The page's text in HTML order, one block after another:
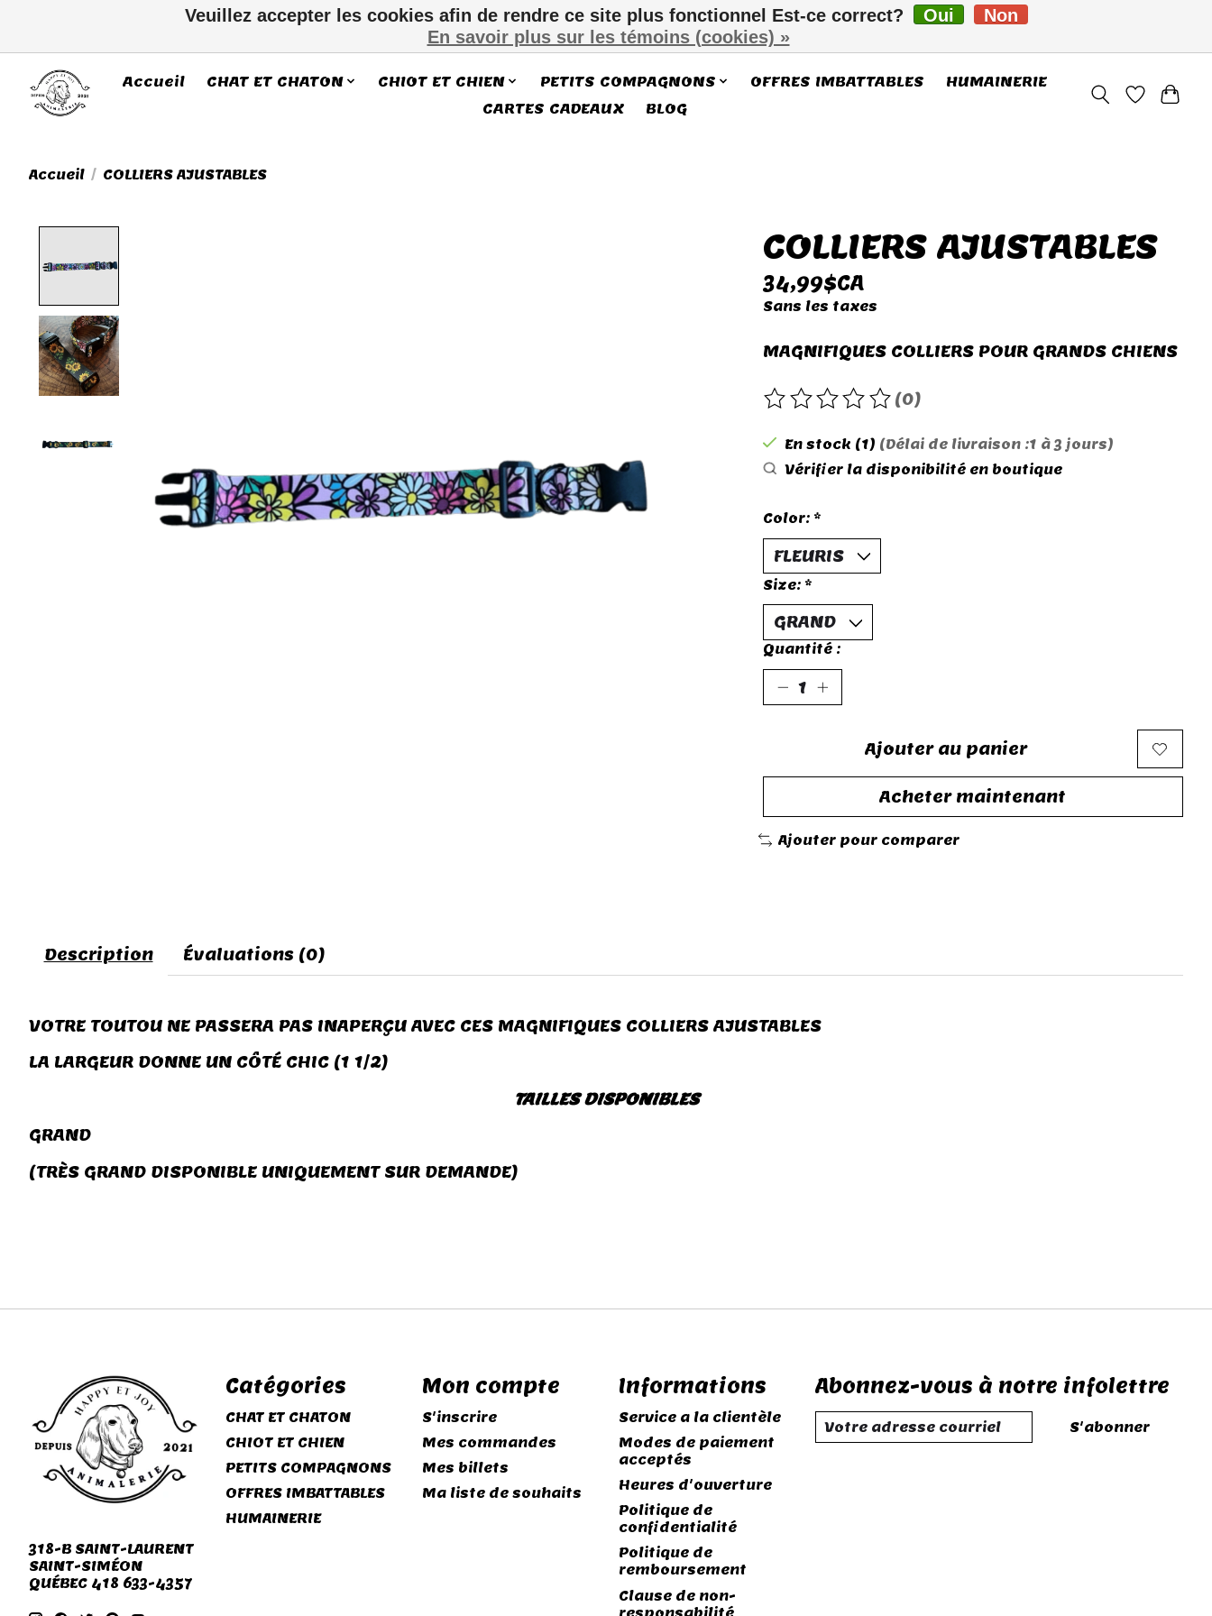
Accueil CHAT ET CHATON CHIOT ET CHIEN PETITS COMPAGNONS OFFRES IMBATTABLES
HUMAINERIE
CARTES CADEAUX
BLOG
Accueil / COLLIERS AJUSTABLES
COLLIERS AJUSTABLES
34,99$CA
Sans les taxes
MAGNIFIQUES COLLIERS POUR GRANDS CHIENS
Ce produit est évalué à
(0)
En stock (1) (Délai de livraison :1 à 3 jours)
Vérifier la disponibilité en boutique
Color: *
Size: *
Quantité :
Ajouter au panier
Acheter maintenant
Ajouter pour comparer
Description Évaluations (0)
VOTRE TOUTOU NE PASSERA PAS INAPERÇU AVEC CES MAGNIFIQUES COLLIERS AJUSTABLES
LA LARGEUR DONNE UN CÔTÉ CHIC (1 1/2)
TAILLES DISPONIBLES
GRAND
(TRÈS GRAND DISPONIBLE UNIQUEMENT SUR DEMANDE)
318-B SAINT-LAURENT
SAINT-SIMÉON
QUÉBEC 418 633-4357
Catégories
CHAT ET CHATON
CHIOT ET CHIEN
PETITS COMPAGNONS
OFFRES IMBATTABLES
HUMAINERIE
Mon compte
S'inscrire
Mes commandes
Mes billets
Ma liste de souhaits
Informations
Service a la clientèle
Modes de paiement
acceptés
Heures d'ouverture
Politique de
confidentialité
Politique de
remboursement
Clause de non-
responsabilité
Abonnez-vous à notre infolettre
S'abonner
Veuillez accepter les cookies afin de rendre ce site plus fonctionnel Est-ce correct? Oui
Non
En savoir plus sur les témoins (cookies) »